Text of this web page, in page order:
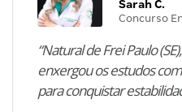
Sarah C.
Concurso
“Natural de Frei Paulo
enxergou os estudos
para conquistar